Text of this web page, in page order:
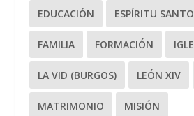
EDUCACIÓN ESPÍRITU SANTO
FAMILIA FORMACIÓN
LA VID (BURGOS) LEÓN XIV
MATRIMONIO MISIÓN